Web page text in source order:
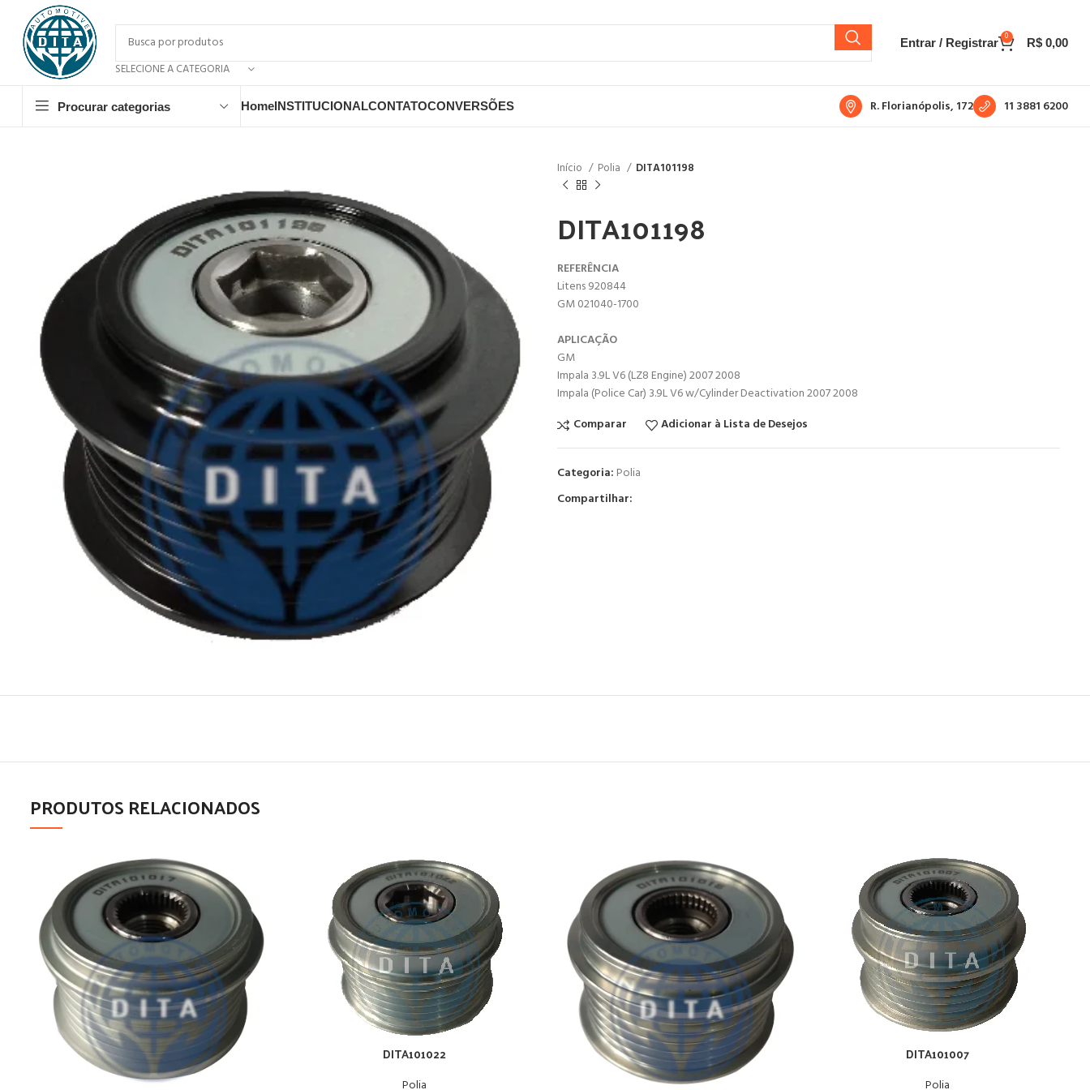
SELECIONE A CATEGORIA
Entrar / Registrar 0 R$ 0,00
Procurar categorias HomeINSTITUCIONALCONTATOCONVERSÕES R. Florianópolis, 172 11 3881 6200
Início Polia DITA101198
DITA101198
REFERÊNCIA
Litens 920844
GM 021040-1700
APLICAÇÃO
GM
Impala 3.9L V6 (LZ8 Engine) 2007 2008
Impala (Police Car) 3.9L V6 w/Cylinder Deactivation 2007 2008
Comparar
Adicionar à Lista de Desejos
Categoria: Polia
Compartilhar:
PRODUTOS RELACIONADOS
DITA101022
Polia
DITA101007
Polia